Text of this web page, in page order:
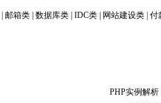
邮箱类 数据库类 IDC类 网站建设类 付
PHP实例解